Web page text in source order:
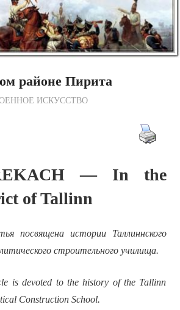
районе Пирита
по Редакции
ИСКУССТВО
— In the
of Tallinn
посвящена истории Таллиннского
строительного училища.
is devoted to the history of the Tallinn
Construction School.